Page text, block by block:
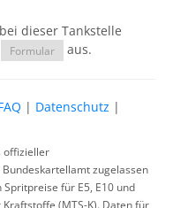
dieser Tankstelle
Formular aus.
| Datenschutz |
offizieller
zugelassen
für E5, E10 und
(MTS-K). Daten für